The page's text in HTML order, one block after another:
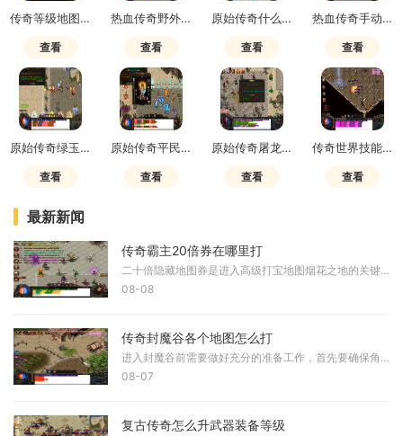
传奇等级地图在哪里找
查看
热血传奇野外boss刷新地点
查看
原始传奇什么角色厉害
查看
热血传奇手动练级怎么弄
查看
原始传奇绿玉屠龙法师怎么样啊
查看
原始传奇平民玩家职业选择
查看
原始传奇屠龙殿地藏魔王刷新坐标
查看
传奇世界技能项链有什么用
查看
最新新闻
传奇霸主20倍券在哪里打
二十倍隐藏地图券是进入高级打宝地图烟花之地的关键道具，该地图为九字形结构，内部密集分布着十方、百威、千煞、万世等高级首领。由于烟花之地未与常规地图连通且无法通过传
08-08
传奇封魔谷各个地图怎么打
进入封魔谷前需要做好充分的准备工作，首先要确保角色等级达到一定要求，建议达到30级并且需要准备充足的药水和装备。封魔谷全图没有安全区，玩家在任何地方都可能遭遇怪物袭击
08-07
复古传奇怎么升武器装备等级